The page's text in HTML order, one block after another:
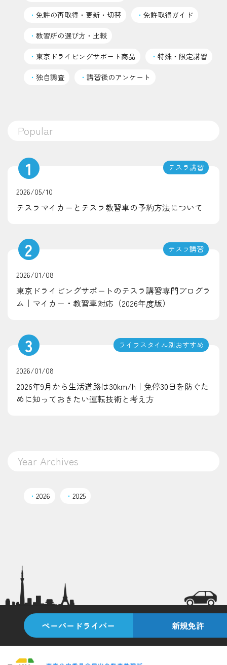
・ 免許の再取得・更新・切替 ・ 免許取得ガイド
・ 教習所の選び方・比較
・ 東京ドライビングサポート商品 ・ 特殊・限定講習
・ 独自調査 ・ 講習後のアンケート
Popular
1 テスラ講習
2026/05/10
テスラマイカーとテスラ教習車の予約方法について
2 テスラ講習
2026/01/08
東京ドライビングサポートのテスラ講習専門プログラ
ム｜マイカー・教習車対応（2026年度版）
3 ライフスタイル別おすすめ
2026/01/08
2026年9月から生活道路は30km/h｜免停30日を防ぐた
めに知っておきたい運転技術と考え方
Year Archives
・ 2026 ・ 2025
ペーパードライバー 新規免許